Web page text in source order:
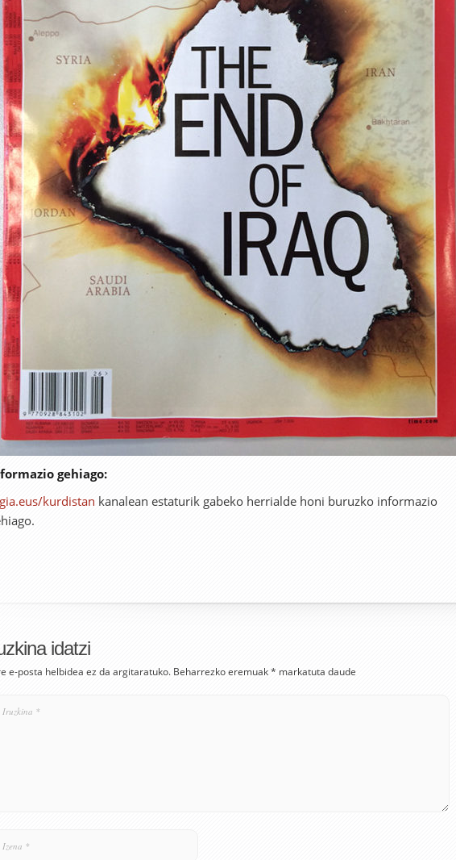
gehiago:
kurdistan kanalean estaturik gabeko herrialde honi buruzko informazio
idatzi
e-posta helbidea ez da argitaratuko. Beharrezko eremuak* markatuta daude